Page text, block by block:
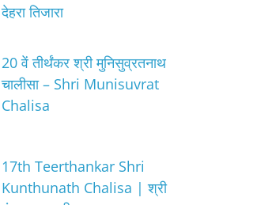
देहरा तिजारा
20 वें तीर्थंकर श्री मुनिसुव्रतनाथ
चालीसा – Shri Munisuvrat
Chalisa
17th Teerthankar Shri
Kunthunath Chalisa | श्री